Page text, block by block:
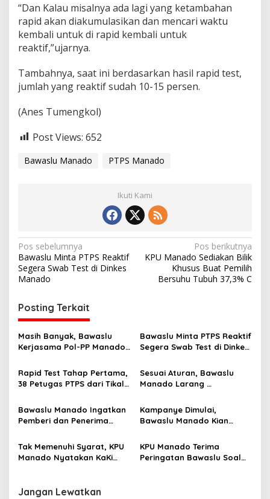
“Dan Kalau misalnya ada lagi yang ketambahan
rapid akan diakumulasikan dan mencari waktu
kembali untuk di rapid kembali untuk
reaktif,”ujarnya.
Tambahnya, saat ini berdasarkan hasil rapid test,
jumlah yang reaktif sudah 10-15 persen.
(Anes Tumengkol)
Post Views: 652
Bawaslu Manado PTPS Manado
Ikuti Kami
N
a
v
i
g
a
s
i
p
s
Pos sebelumnya
Bawaslu Minta PTPS Reaktif
Segera Swab Test di Dinkes
Manado
Pos berikutnya
KPU Manado Sediakan Bilik
Khusus Buat Pemilih
Bersuhu Tubuh 37,3% C
Posting Terkait
Masih Banyak, Bawaslu
Kerjasama Pol-PP Manado
Caleg yang Langgar
Aturan
Bawaslu Minta PTPS Reaktif
Segera Swab Test di Dinkes
Rapid Test Tahap Pertama,
38 Petugas PTPS dari Tikala
Sesuai Aturan, Bawaslu
Manado Larang
Kampanye di Media
Bawaslu Manado Ingatkan
Pemberi dan Penerima
Dipidana
Kampanye Dimulai,
Bawaslu Manado Kian
Tak Memenuhi Syarat, KPU
Manado Nyatakan KaKi
KPU Manado Terima
Peringatan Bawaslu Soal
Jangan Lewatkan